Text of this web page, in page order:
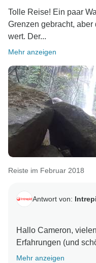
Tolle Reise! Ein paar
Grenzen gebracht,
wert. Der...
Mehr anzeigen
Reiste im Februar 2018
Antwort von:
Hallo Cameron,
Erfahrungen (und
freuen uns zu hören,
Mehr anzeigen